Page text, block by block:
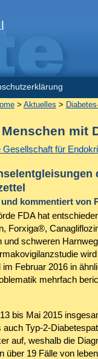
> Aktuelles >
mit
Gesellschaft für
kommentiert von
FDA hat
Forxiga®,
schweren
Februar 2016 in
mehrfach
bis Mai 2015
Typ-2-
auf, weshalb die
über 19 Fälle von